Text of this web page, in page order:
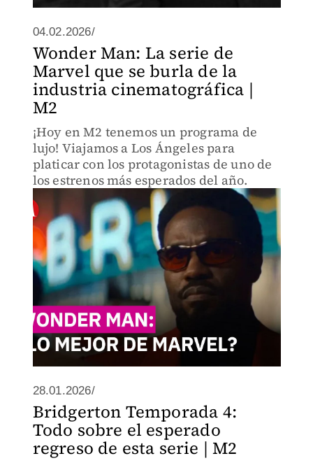
04.02.2026/
Wonder Man: La serie de
Marvel que se burla de la
industria cinematográfica |
M2
¡Hoy en M2 tenemos un programa de
lujo! Viajamos a Los Ángeles para
platicar con los protagonistas de uno de
los estrenos más esperados del año.
28.01.2026/
Bridgerton Temporada 4:
Todo sobre el esperado
regreso de esta serie | M2